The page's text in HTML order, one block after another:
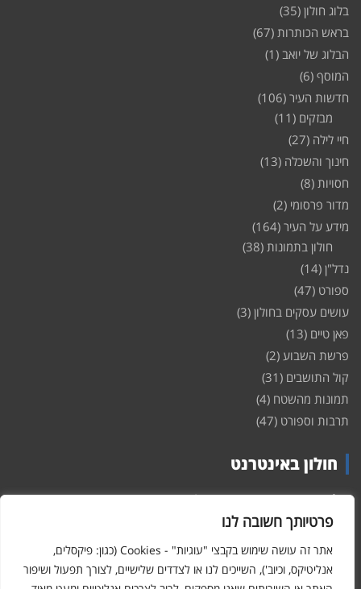
פרטיותך חשובה לנו
אתר זה עושה שימוש בקבצי "עוגיות" - Cookies (כגון: פיקסלים,
אנליטיקס, וכיוב'), השייכים לנו או לצדדים שלישיים, לצורך תפעול ושיפור
בלוג חולון (35)
בראש הכותרות (67)
הבלוג של יואב (1)
המוסף (6)
חדשות העיר (106)
מבזקים (11)
חיי לילה (27)
חינוך והשכלה (13)
חסויות (8)
מדור פרסומי (2)
מידע על העיר (164)
חולון בתמונות (38)
נדל"ן (14)
ספורט (47)
עושים עסקים בחולון (3)
פאן טיים (13)
פרשת השבוע (2)
קול התושבים (31)
תמונות מהשטח (4)
תרבות וספורט (47)
חולון באינטרנט
חולוןבאינטרנט – האתר שמביא לכם עדכונים ומידע מהשטח מהעיר
חולון. במה פתוחה לקול תושבי חולון באינטרנט, מידע על
ופרוייקטים חדשים בעיר, חיי לילה, וכן טורי דעה, עסקים בחולון, ודיונים על
הנעשה בעיר. אתם מוזמנים ומוזמנות להשתתף בדיון ולשלוח לנו כתבות
ואף להגיב על הכתבות המפורסמות באתר.